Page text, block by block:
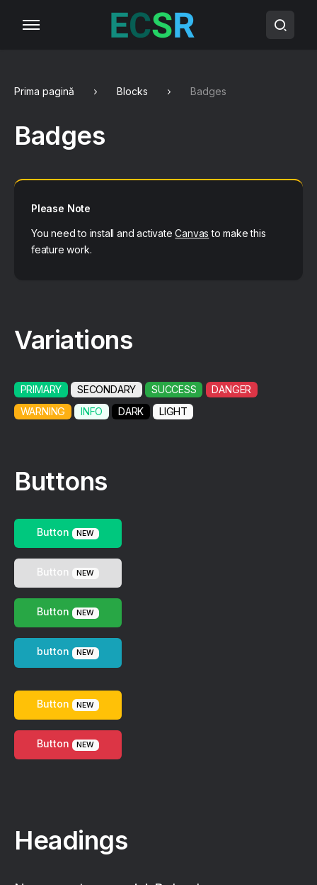
Prima pagină Blocks Badges
Badges
Please Note
You need to install and activateCanvas to make this
feature work.
Variations
PRIMARY SECONDARY SUCCESS
DANGER
WARNING
INFO DARK LIGHT
Buttons
Button NEW
Button NEW
Button NEW
button NEW
Button NEW
Button NEW
Headings